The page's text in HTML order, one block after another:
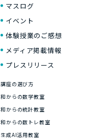
マスログ
イベント
体験授業のご感想
メディア掲載情報
プレスリリース
講座の選び方
和からの数学教室
和からの統計教室
和からの数トレ教室
生成AI活用教室